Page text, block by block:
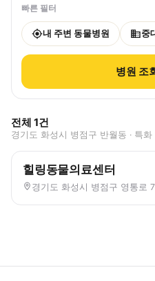
빠른 필터
내 주변 동물병원 중
병원 조
전체 1건
경기도 화성시 병점구 반월동 · 특
힐링동물의료센터
경기도 화성시 병점구 영통로